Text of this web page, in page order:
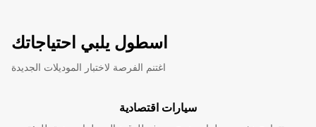
اسطول يلبي احتياجاتك
اغتنم الفرصة لاختبار الموديلات الجديدة
سيارات اقتصادية